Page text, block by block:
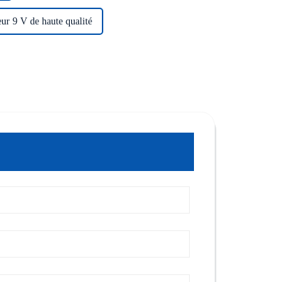
9 V de haute qualité